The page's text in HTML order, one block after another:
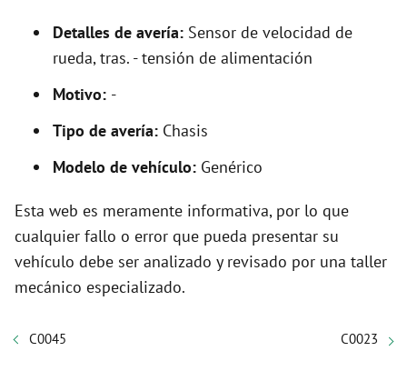
Detalles de avería: Sensor de velocidad de
rueda, tras. - tensión de alimentación
Motivo: -
Tipo de avería: Chasis
Modelo de vehículo: Genérico
Esta web es meramente informativa, por lo que
cualquier fallo o error que pueda presentar su
vehículo debe ser analizado y revisado por una taller
mecánico especializado.
C0045 C0023